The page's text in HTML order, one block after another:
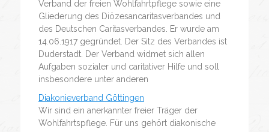
Verband der freien Wohlfahrtpflege sowie eine
Gliederung des Diözesancaritasverbandes und
des Deutschen Caritasverbandes. Er wurde am
14.06.1917 gegründet. Der Sitz des Verbandes ist
Duderstadt. Der Verband widmet sich allen
Aufgaben sozialer und caritativer Hilfe und soll
insbesondere unter anderen
Diakonieverband Göttingen
Wir sind ein anerkannter freier Träger der
Wohlfahrtspflege. Für uns gehört diakonische